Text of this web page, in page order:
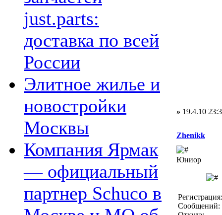
just.parts:
доставка по всей
России
Элитное жилье и
новостройки
Москвы
Компания Ярмак
— официальный
партнер Schuco в
» 19.4.10
Zhenikk
Юниор
Сообщений: